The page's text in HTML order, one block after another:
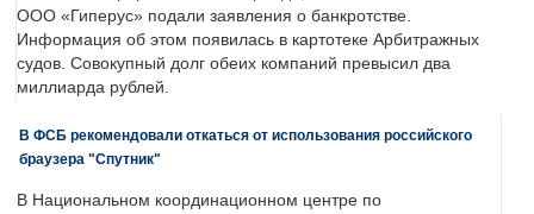
ООО «Гиперус» подали заявления о банкротстве.
Информация об этом появилась в картотеке Арбитражных
судов. Совокупный долг обеих компаний превысил два
миллиарда рублей.
В ФСБ рекомендовали откаться от использования российского
браузера "Спутник"
В Национальном координационном центре по